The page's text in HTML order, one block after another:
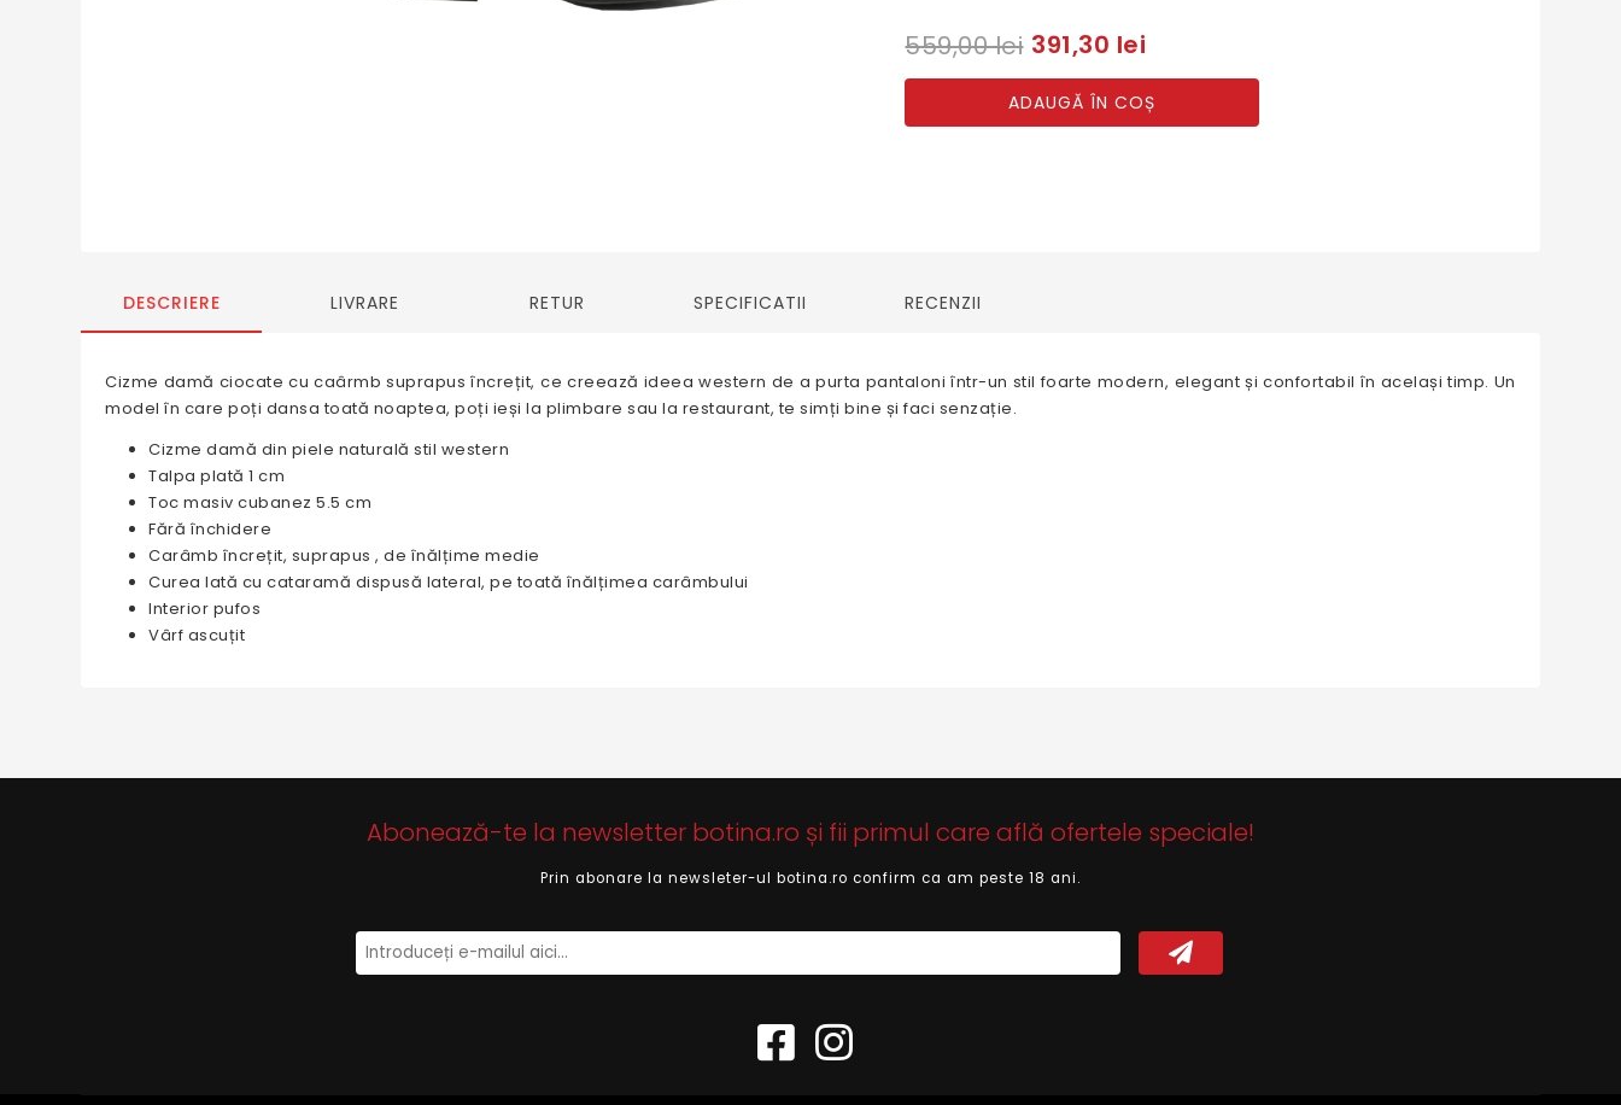
559,00 lei 391,30 lei
ADAUGĂ ÎN COȘ
DESCRIERE LIVRARE RETUR SPECIFICATII RECENZII
Cizme damă ciocate cu caârmb suprapus încrețit, ce creează ideea western de a purta pantaloni într-un stil foarte modern, elegant și confortabil în același timp. Un
model în care poți dansa toată noaptea, poți ieși la plimbare sau la restaurant, te simți bine și faci senzație.
Cizme damă din piele naturală stil western
Talpa plată 1 cm
Toc masiv cubanez 5.5 cm
Fără închidere
Carâmb încrețit, suprapus , de înălțime medie
Curea lată cu cataramă dispusă lateral, pe toată înălțimea carâmbului
Interior pufos
Vârf ascuțit
Abonează-te la newsletter botina.ro și fii primul care află ofertele speciale!
Prin abonare la newsleter-ul botina.ro confirm ca am peste 18 ani.